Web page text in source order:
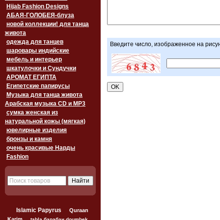
Hijab Fashion Designs
АБАЯ-ГОЛОБЕЯ-блуза
новой коллекции! для танца
живота
одежда для танцев
шаровары индийские
мебель и интерьер
шкатулочки и Сундучки
АРОМАТ ЕГИПТА
Египетские папирусы
Музыка для танца живота
Арабская музыка CD и MP3
сумка женская из
натуральной кожы (мягкая)
ювелирные изделия
бронзы и камня
очень красивые Нарды
Fashion
Islamic Papyrus
Quraan
Введите число, изображенное на